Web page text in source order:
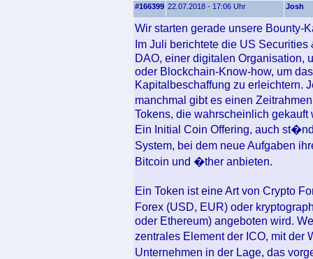
#166399 22.07.2018 - 17:06 Uhr Josh
Wir starten gerade unsere Bounty-
Im Juli berichtete die US
DAO, einer digitalen Organisation,
oder Blockchain-Know-how, um
Kapitalbeschaffung zu erleichtern.
manchmal gibt es einen
Tokens, die wahrscheinlich gekauft
Ein Initial Coin Offering, auch
System, bei dem neue Aufgaben
Bitcoin und �ther anbieten.
Ein Token ist eine Art von Crypto
Forex (USD, EUR) oder
oder Ethereum) angeboten wird.
zentrales Element der ICO, mit
Unternehmen in der Lage, das